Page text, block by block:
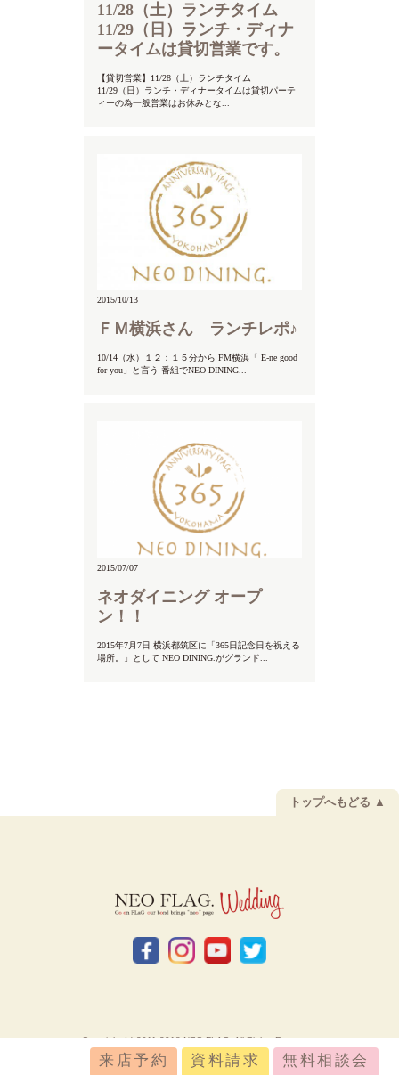
無料相談会
資料請求
来店予約
11/28（土）ランチタイム
11/29（日）ランチ・ディナ
ータイムは貸切営業です。
【貸切営業】11/28（土）ランチタイム
11/29（日）ランチ・ディナータイムは貸切パーテ
ィーの為一般営業はお休みとな...
2015/10/13
ＦＭ横浜さん ランチレポ♪
10/14（水）１２：１５分から FM横浜「 E-ne good
for you」と言う 番組でNEO DINING...
2015/07/07
ネオダイニング オープ
ン！！
2015年7月7日 横浜都筑区に「365日記念日を祝える
場所。」として NEO DINING.がグランド...
トップへもどる ▲
Copyright (c) 2011-2018 NEO FLAG. All Rights Reserved.
お問い合わせ 採用情報 会社概要 プライバシーポリシー